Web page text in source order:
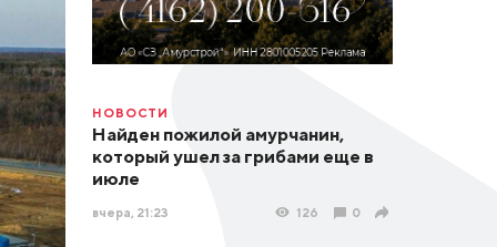
НОВОСТИ
Найден пожилой амурчанин,
который ушел за грибами еще в
июле
вчера, 21:23 126 0